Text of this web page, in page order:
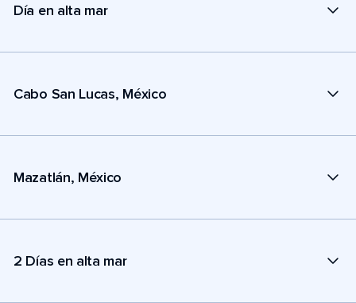
Día en alta mar
Cabo San Lucas, México
Mazatlán, México
2 Días en alta mar